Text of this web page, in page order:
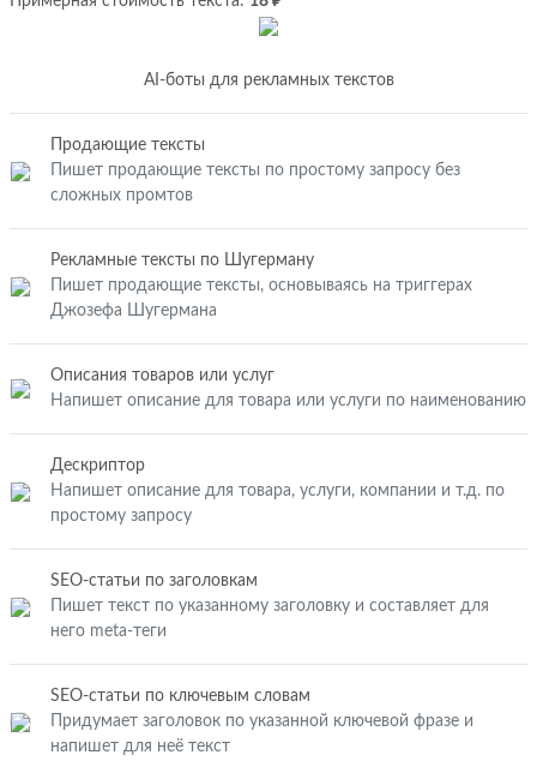
AI-боты для рекламных текстов
Продающие тексты
Пишет продающие тексты по простому запросу без
сложных промтов
Рекламные тексты по Шугерману
Пишет продающие тексты, основываясь на триггерах
Джозефа Шугермана
Описания товаров или услуг
Напишет описание для товара или услуги по наименованию
Дескриптор
Напишет описание для товара, услуги, компании и т.д. по
простому запросу
SEO-статьи по заголовкам
Пишет текст по указанному заголовку и составляет для
него meta-теги
SEO-статьи по ключевым словам
Придумает заголовок по указанной ключевой фразе и
напишет для неё текст